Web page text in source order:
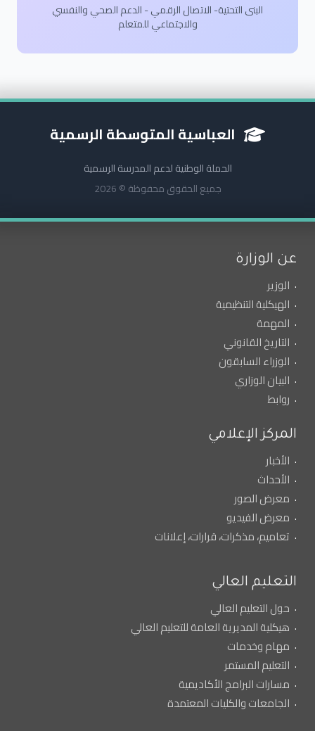
البنى التحتية- الاتصال الرقمي - الدعم الصحي والنفسي
والاجتماعي للمتعلم
العباسية المتوسطة الرسمية
الحملة الوطنية لدعم المدرسة الرسمية
جميع الحقوق محفوظة © 2026
عن الوزارة
الوزير
الهيكلية التنظيمية
المهمة
التاريخ القانوني
الوزراء السابقون
البيان الوزاري
روابط
المركز الإعلامي
الأخبار
الأحداث
معرض الصور
معرض الفيديو
تعاميم، مذكرات، قرارات، إعلانات
التعليم العالي
حول التعليم العالي
هيكلية المديرية العامة للتعليم العالي
مهام وخدمات
التعليم المستمر
مسارات البرامج الأكاديمية
الجامعات والكليات المعتمدة